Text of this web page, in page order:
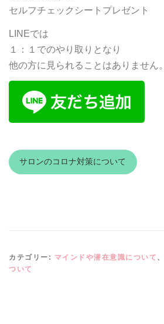
セルフチェックシートプレゼント
LINEでは
１：１でのやり取りとなり
他の方に見られることはありません。
サロンのコロナ対策について
カテゴリー: マインドや潜在意識について 、
ついて